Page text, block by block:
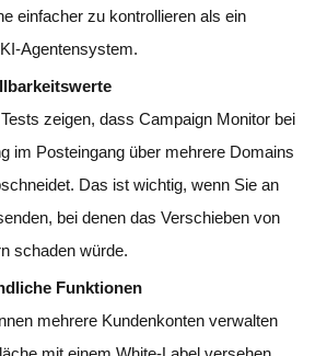
einfacher zu kontrollieren als ein
Agentensystem.
zeigen, dass Campaign Monitor bei
im Posteingang über mehrere Domains
Das ist wichtig, wenn Sie an
bei denen das Verschieben von
schaden würde.
Funktionen
mehrere Kundenkonten verwalten